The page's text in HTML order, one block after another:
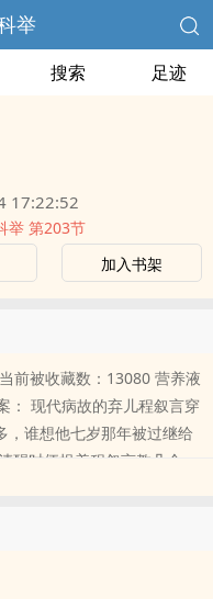
举
搜索 足迹
17:22:52
举 第203节
加入书架
前被收藏数：13080 营养液
： 现代病故的弃儿程叙言穿
，谁想他七岁那年被过继给
醒时便捉着程叙言教几个
活，宿主是否使用？ 程叙言
书五经，走科举之路已是
。 口脂方子，高度烈酒制
学不死，就往死里学。 数